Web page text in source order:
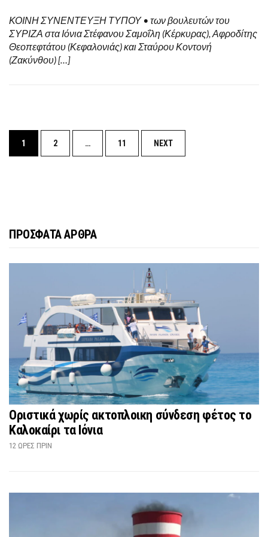
ΚΟΙΝΗ ΣΥΝΕΝΤΕΥΞΗ ΤΥΠΟΥ • των βουλευτών του
ΣΥΡΙΖΑ στα Ιόνια Στέφανου Σαμοΐλη (Κέρκυρας), Αφροδίτης
Θεοπεφτάτου (Κεφαλονιάς) και Σταύρου Κοντονή
(Ζακύνθου) […]
Posts
navigation
1 2 … 11 NEXT
ΠΡΟΣΦΑΤΑ ΑΡΘΡΑ
Οριστικά χωρίς ακτοπλοικη σύνδεση φέτος το
Καλοκαίρι τα Ιόνια
12 ΏΡΕΣ ΠΡΙΝ